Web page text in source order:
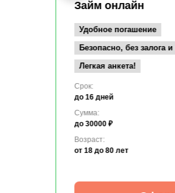
Займ онлайн
Удобное погашение
Безопасно, без залога
Легкая анкета!
Срок:
до 16 дней
Сумма:
до 30000 ₽
Возраст:
от 18 до 80 лет